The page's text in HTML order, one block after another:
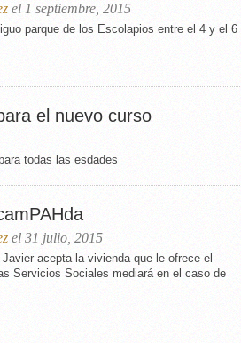
el 1 septiembre, 2015
parque de los Escolapios entre el 4 y el 6
el nuevo curso
todas las esdades
el 31 julio, 2015
acepta la vivienda que le ofrece el
Servicios Sociales mediará en el caso de